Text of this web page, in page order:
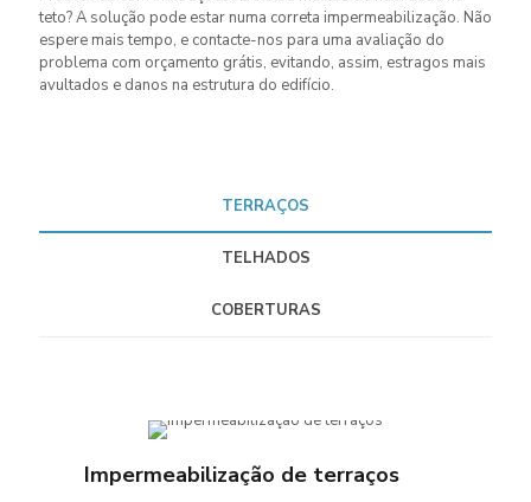
teto? A solução pode estar numa correta impermeabilização. Não
espere mais tempo, e contacte-nos para uma avaliação do
problema com orçamento grátis, evitando, assim, estragos mais
avultados e danos na estrutura do edifício.
TERRAÇOS
TELHADOS
COBERTURAS
Impermeabilização de terraços